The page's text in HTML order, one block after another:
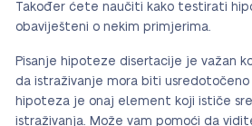
Također ćete naučiti kako testirati
obaviješteni o nekim primjerima.
Pisanje hipoteze disertacije je važan
da istraživanje mora biti
hipoteza je onaj element koji ističe
istraživanja. Može vam pomoći da